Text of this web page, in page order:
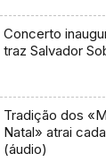
Concerto
traz Salvador
Tradição dos
Natal» atrai
(áudio)